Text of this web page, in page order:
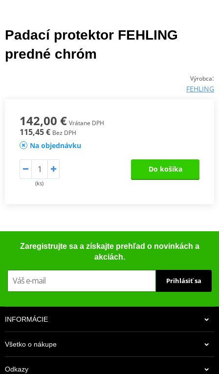
Padací protektor FEHLING
predné chróm
Výrobca:
FEHLING
142,00 € Vrátane DPH
115,45 € Bez DPH
Na objednávku
(ks)
Do košíka
Zaregistrujte sa a získajte prehľad o novinkách a
akciách.
Prihlásiť sa
INFORMÁCIE
Všetko o nákupe
Odkazy